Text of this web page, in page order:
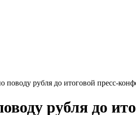
поводу рубля до итоговой пресс-
рубля до